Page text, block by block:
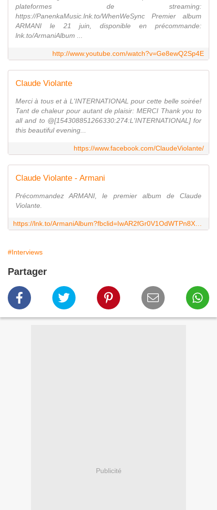
plateformes de streaming:
https://PanenkaMusic.lnk.to/WhenWeSync Premier album
ARMANI le 21 juin, disponible en précommande:
lnk.to/ArmaniAlbum ...
http://www.youtube.com/watch?v=Ge8ewQ2Sp4E
Claude Violante
Merci à tous et à L'INTERNATIONAL pour cette belle soirée!
Tant de chaleur pour autant de plaisir: MERCI Thank you to
all and to @[154308851266330:274:L'INTERNATIONAL] for
this beautiful evening...
https://www.facebook.com/ClaudeViolante/
Claude Violante - Armani
Précommandez ARMANI, le premier album de Claude
Violante.
#Interviews
Partager
Publicité